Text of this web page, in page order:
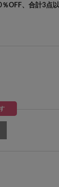
OFF、合計3点以